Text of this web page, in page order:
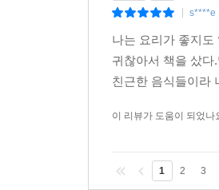
s****e
나는 요리가 좋지
귀찮아서 책을 샀
친근한 음식들이라
이 리뷰가 도움이 되었나
1 2 3